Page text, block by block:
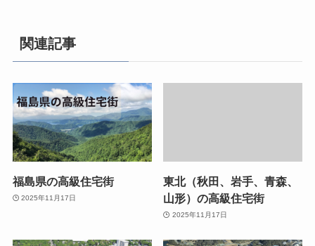
関連記事
福島県の高級住宅街
2025年11月17日
東北（秋田、岩手、青森、
山形）の高級住宅街
2025年11月17日